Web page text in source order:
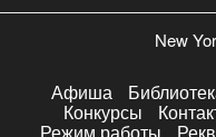
New
Афиша
Конкурсы